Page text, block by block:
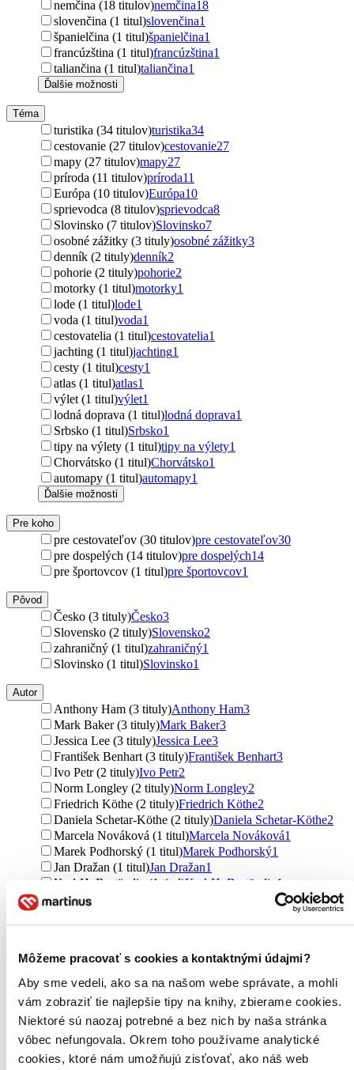
Môžeme pracovať s cookies a kontaktnými údajmi?
Aby sme vedeli, ako sa na našom webe správate, a mohli
vám zobraziť tie najlepšie tipy na knihy, zbierame cookies.
Niektoré sú naozaj potrebné a bez nich by naša stránka
vôbec nefungovala. Okrem toho používame analytické
cookies, ktoré nám umožňujú zisťovať, ako náš web
nemčina (18 titulov)nemčina18
slovenčina (1 titul)slovenčina1
španielčina (1 titul)španielčina1
francúzština (1 titul)francúzština1
taliančina (1 titul)taliančina1
Ďalšie možnosti
Téma
turistika (34 titulov)turistika34
cestovanie (27 titulov)cestovanie27
mapy (27 titulov)mapy27
príroda (11 titulov)príroda11
Európa (10 titulov)Európa10
sprievodca (8 titulov)sprievodca8
Slovinsko (7 titulov)Slovinsko7
osobné zážitky (3 tituly)osobné zážitky3
denník (2 tituly)denník2
pohorie (2 tituly)pohorie2
motorky (1 titul)motorky1
lode (1 titul)lode1
voda (1 titul)voda1
cestovatelia (1 titul)cestovatelia1
jachting (1 titul)jachting1
cesty (1 titul)cesty1
atlas (1 titul)atlas1
výlet (1 titul)výlet1
lodná doprava (1 titul)lodná doprava1
Srbsko (1 titul)Srbsko1
tipy na výlety (1 titul)tipy na výlety1
Chorvátsko (1 titul)Chorvátsko1
automapy (1 titul)automapy1
Ďalšie možnosti
Pre koho
pre cestovateľov (30 titulov)pre cestovateľov30
pre dospelých (14 titulov)pre dospelých14
pre športovcov (1 titul)pre športovcov1
Pôvod
Česko (3 tituly)Česko3
Slovensko (2 tituly)Slovensko2
zahraničný (1 titul)zahraničný1
Slovinsko (1 titul)Slovinsko1
Autor
Anthony Ham (3 tituly)Anthony Ham3
Mark Baker (3 tituly)Mark Baker3
Jessica Lee (3 tituly)Jessica Lee3
František Benhart (3 tituly)František Benhart3
Ivo Petr (2 tituly)Ivo Petr2
Norm Longley (2 tituly)Norm Longley2
Friedrich Köthe (2 tituly)Friedrich Köthe2
Daniela Schetar-Köthe (2 tituly)Daniela Schetar-Köthe2
Marcela Nováková (1 titul)Marcela Nováková1
Marek Podhorský (1 titul)Marek Podhorský1
Jan Dražan (1 titul)Jan Dražan1
Karl-H. Beständig (1 titul)Karl-H. Beständig 1
Izabella Gawin (1 titul)
Ondřej Soukup (1 titul)Ondřej Soukup1
Viki Grošelj (1 titul)Viki Grošelj1
Dieter Berner (1 titul)
DK Travel (1 titul)DK Travel1
Ďalšie možnosti
Vydavateľstvo